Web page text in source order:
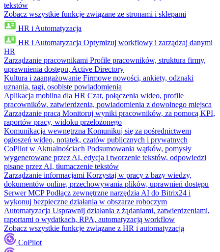
tekstów
Zobacz wszystkie funkcje związane ze stronami i sklepami
HR i Automatyzacja
HR i Automatyzacja Optymizuj workflowy i zarządzaj danymi
HR
Zarządzanie pracownikami Profile pracowników, struktura firmy,
uprawnienia dostępu, Active Directory
Kultura i zaangażowanie Firmowe nowości, ankiety, odznaki
uznania, tagi, osobiste powiadomienia
Aplikacja mobilna dla HR Czat, połączenia wideo, profile
pracowników, zatwierdzenia, powiadomienia z dowolnego miejsca
Zarządzanie pracą Monitoruj wyniki pracowników, za pomocą KPI,
raportów pracy, widoku przełożonego
Komunikacja wewnętrzna Komunikuj się za pośrednictwem
ogłoszeń wideo, notatek, czatów publicznych i prywatnych
CoPilot w Aktualnościach Podsumowania wątków, pomysły
wygenerowane przez AI, edycja i tworzenie tekstów, odpowiedzi
pisane przez AI, tłumaczenie tekstów
Zarządzanie informacjami Korzystaj w pracy z bazy wiedzy,
dokumentów online, przechowywania plików, uprawnień dostępu
Serwer MCP Podłącz zewnętrzne narzędzia AI do Bitrix24 i
wykonuj bezpieczne działania w obszarze roboczym
Automatyzacja Usprawnij działania z żądaniami, zatwierdzeniami,
raportami o wydatkach, RPA, automatyzacją workflow
Zobacz wszystkie funkcje związane z HR i automatyzacją
CoPilot